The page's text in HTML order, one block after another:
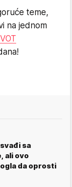
teme,
na jednom
sa
ali ovo
da oprosti